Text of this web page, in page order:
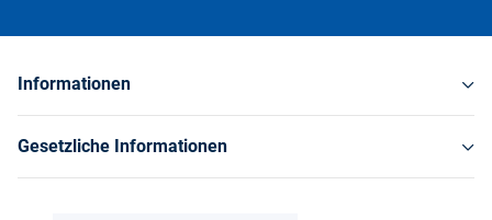
Informationen
Gesetzliche Informationen